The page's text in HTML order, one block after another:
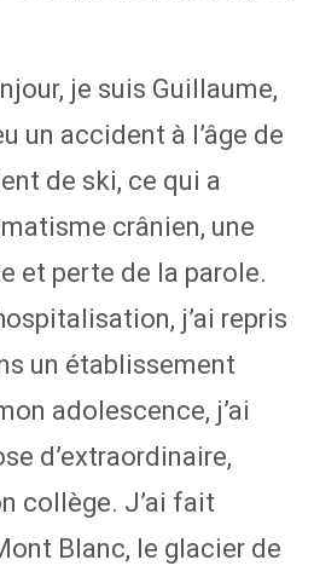
je suis Guillaume,
un accident à l’âge de
de ski, ce qui a
crânien, une
et perte de la parole.
j’ai repris
un établissement
adolescence, j’ai
d’extraordinaire,
collège. J’ai fait
Blanc, le glacier de